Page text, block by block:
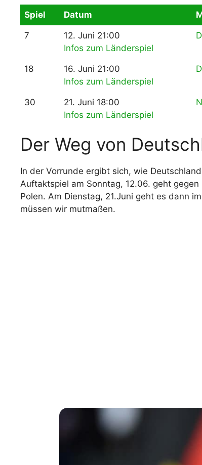
Spiel Datum
7
12. Juni 21:00
Infos zum Länderspiel
18
16. Juni 21:00
Infos zum Länderspiel
30
21. Juni 18:00
Infos zum Länderspiel
Der Weg von
In der Vorrunde ergibt sich, wie
Auftaktspiel am Sonntag, 12.06. geht
Polen. Am Dienstag, 21.Juni geht es dann
müssen wir mutmaßen.